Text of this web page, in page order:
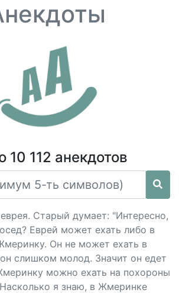
10 112 анекдотов
Старый думает: "Интересно,
Еврей может ехать либо в
Он не может ехать в
слишком молод. Значит он едет
можно ехать на похороны
я знаю, в Жмеринке